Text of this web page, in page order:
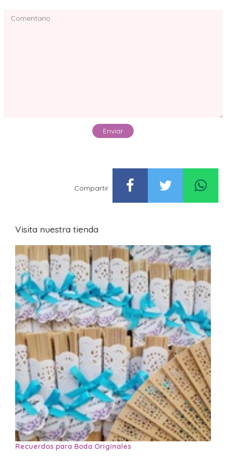
Enviar
Compartir
Visita nuestra tienda
Recuerdos para Boda Originales